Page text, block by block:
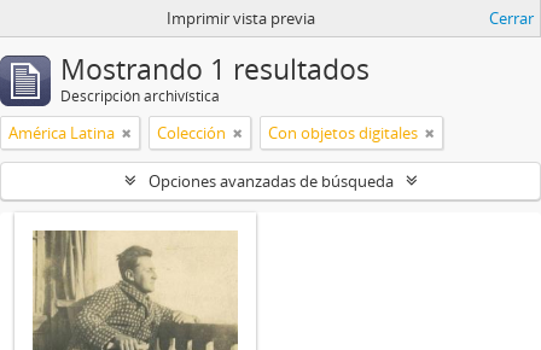
Imprimir vista previa Cerrar
Mostrando 1 resultados
Descripción archivística
América Latina Colección Con objetos digitales
Opciones avanzadas de búsqueda